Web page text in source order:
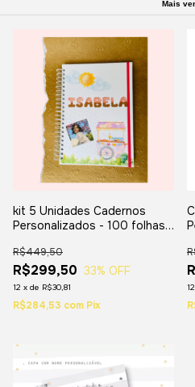
Mais
kit 5 Unidades Cadernos
Personalizados - 100 folhas -
R$299,50
R$449,50
33% OFF
12 x de R$30,81
R$284,53 com Pix
12